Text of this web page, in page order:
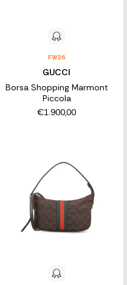
FW26
GUCCI
Borsa Shopping Marmont
Piccola
€1.900,00